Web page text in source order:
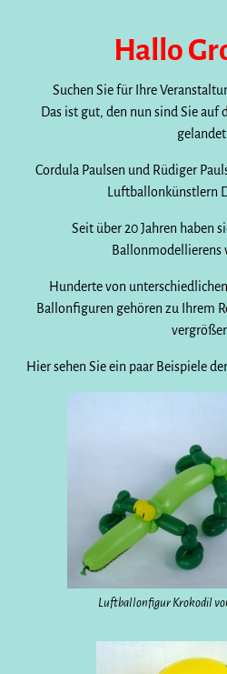
Hallo
Suchen Sie für Ihre
Das ist gut, den nun sind Sie
Cordula Paulsen und Rüdiger
Luftballonkünstlern
Seit über 20 Jahren haben
Ballonmodellierens
Hunderte von
Ballonfiguren gehören zu Ihrem
Hier sehen Sie ein paar Beispiele
Luftballonfigur Krokodil